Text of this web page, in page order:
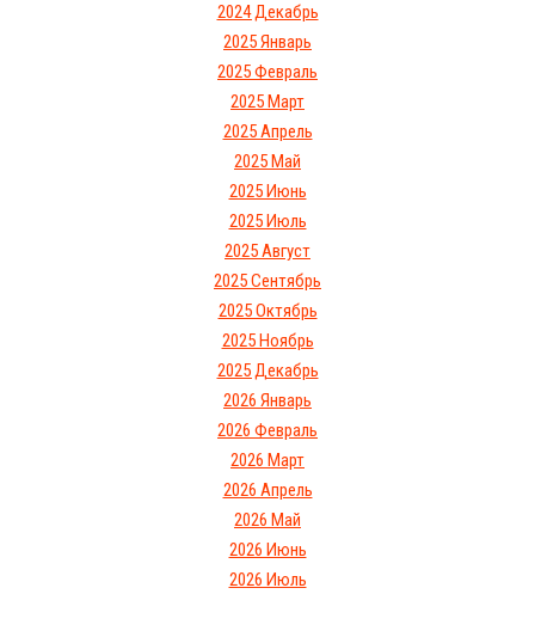
2024 Декабрь
2025 Январь
2025 Февраль
2025 Март
2025 Апрель
2025 Май
2025 Июнь
2025 Июль
2025 Август
2025 Сентябрь
2025 Октябрь
2025 Ноябрь
2025 Декабрь
2026 Январь
2026 Февраль
2026 Март
2026 Апрель
2026 Май
2026 Июнь
2026 Июль